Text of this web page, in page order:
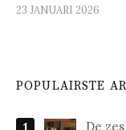
23 JANUARI 2026
POPULAIRSTE
De